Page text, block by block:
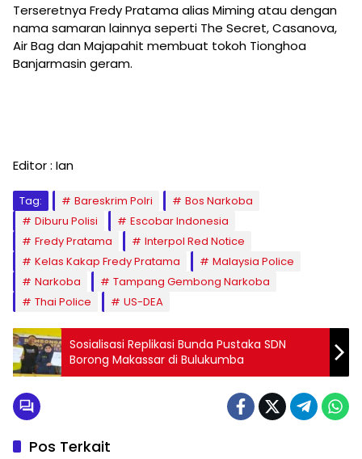
Terseretnya Fredy Pratama alias Miming atau dengan
nama samaran lainnya seperti The Secret, Casanova,
Air Bag dan Majapahit membuat tokoh Tionghoa
Banjarmasin geram.
Editor : Ian
Tag: Bareskrim Polri
Bos Narkoba
Diburu Polisi
Escobar Indonesia
Fredy Pratama
Interpol Red Notice
Kelas Kakap Fredy Pratama
Malaysia Police
Narkoba
Tampang Gembong Narkoba
Thai Police
US-DEA
Sosialisasi Replikasi Bunda Pustaka SDN
Borong Makassar di Bulukumba
Pos Terkait